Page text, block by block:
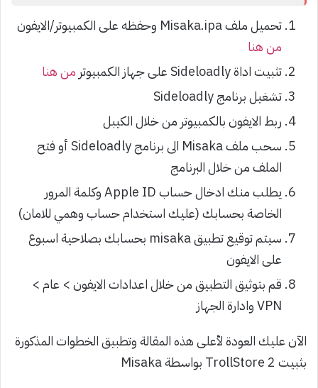
تحميل ملف Misaka.ipa وحفظه على الكمبيوتر/الايفون
من هنا
تثبيت اداة Sideloadly على جهاز الكمبيوتر
من هنا
تشغيل برنامج Sideloadly
ربط الايفون بالكمبيوتر من خلال الكيبل
سحب ملف Misaka الى برنامج Sideloadly أو فتح
الملف من خلال البرنامج
يطلب منك ادخال حساب Apple ID وكلمة المرور
الخاصة بحسابك (عليك استخدام حساب وهمي للامان)
سيتم توقيع تطبيق misaka بحسابك بصلاحية اسبوع
على الايفون
قم بتوثيق التطبيق من خلال اعدادات الايفون > عام >
VPN وادارة الجهاز
الآن عليك العودة لأعلى هذه المقالة وتطبيق الخطوات المذكورة
بثبيت TrollStore 2 بواسطة Misaka